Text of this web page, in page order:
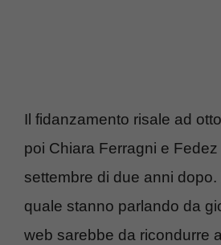
Il fidanzamento risale ad
poi Chiara Ferragni e
settembre di due anni dopo.
quale stanno parlando da
web sarebbe da ricondurre